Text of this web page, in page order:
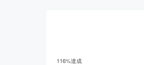
116%達成